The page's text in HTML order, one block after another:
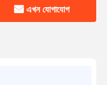
এখন যোগাযোগ